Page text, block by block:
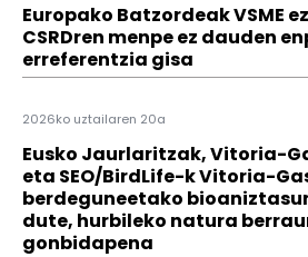
Europako Batzordeak VSME
CSRDren menpe ez dauden
erreferentzia gisa
2026ko uztailaren 20a
Eusko Jaurlaritzak, Vitoria-
eta SEO/BirdLife-k Vitoria-
berdeguneetako
dute, hurbileko natura
gonbidapena